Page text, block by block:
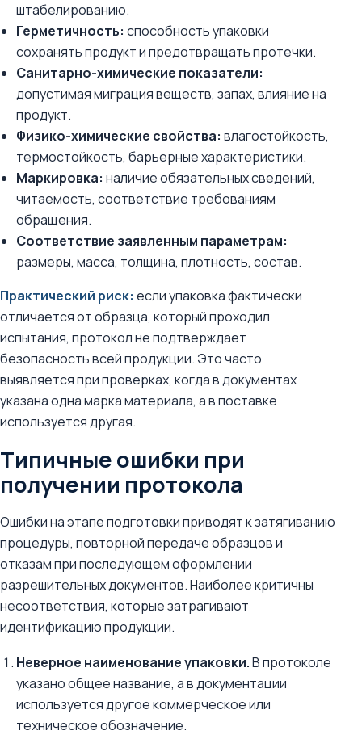
штабелированию.
Герметичность: способность упаковки
сохранять продукт и предотвращать протечки.
Санитарно-химические показатели:
допустимая миграция веществ, запах, влияние на
продукт.
Физико-химические свойства: влагостойкость,
термостойкость, барьерные характеристики.
Маркировка: наличие обязательных сведений,
читаемость, соответствие требованиям
обращения.
Соответствие заявленным параметрам:
размеры, масса, толщина, плотность, состав.
Практический риск: если упаковка фактически
отличается от образца, который проходил
испытания, протокол не подтверждает
безопасность всей продукции. Это часто
выявляется при проверках, когда в документах
указана одна марка материала, а в поставке
используется другая.
Типичные ошибки при
получении протокола
Ошибки на этапе подготовки приводят к затягиванию
процедуры, повторной передаче образцов и
отказам при последующем оформлении
разрешительных документов. Наиболее критичны
несоответствия, которые затрагивают
идентификацию продукции.
Неверное наименование упаковки.В протоколе
указано общее название, а в документации
используется другое коммерческое или
техническое обозначение.